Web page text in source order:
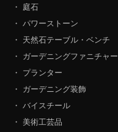
・ 庭石
・ パワーストーン
・ 天然石テーブル・ベンチ
・ ガーデニングファニチャー
・ プランター
・ ガーデニング装飾
・ バイスチール
・ 美術工芸品